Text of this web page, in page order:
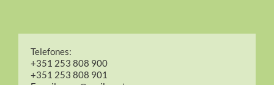
Telefones:
+351 253 808 900
+351 253 808 901